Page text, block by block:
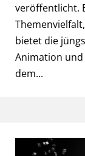
veröffentlicht.
bietet die
Animation
dem...